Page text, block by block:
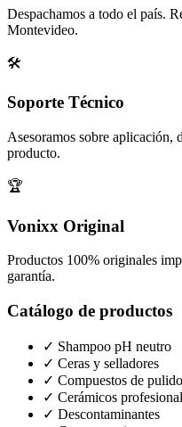
Despachamos a todo el país.
Montevideo.
🛠️
Soporte Técnico
Asesoramos sobre aplicación,
producto.
🏆
Vonixx Original
Productos 100% originales
garantía.
Catálogo de productos
✓ Shampoo pH neutro
✓ Ceras y selladores
✓ Compuestos de pulido
✓ Cerámicos
✓ Descontaminantes